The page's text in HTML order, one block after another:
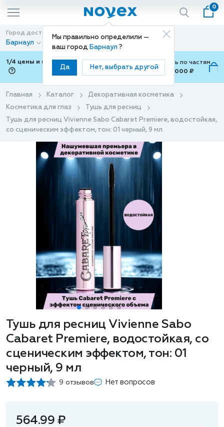
Мы правильно определили —
ваш город Барнаул ?
Да Нет, выбрать другой
0
Город доставки
Барнаул
Способ доставки
Доставка
1/4 цены и покупки ваши с Подели
Можно оплатить по частям
от 700 ₽ до 15,000 ₽
Главная Каталог
Декоративная косметика
Косметика для глаз
Тушь для ресниц
Тушь для ресниц Vivienne Sabo Cabaret Рremiere, водостойкая,
со сценическим эффектом, тон: 01 черный, 9 мл
Тушь для ресниц Vivienne Sabo
Cabaret Рremiere, водостойкая, со
сценическим эффектом, тон: 01
черный, 9 мл
9 отзывов Нет вопросов
564.99 ₽